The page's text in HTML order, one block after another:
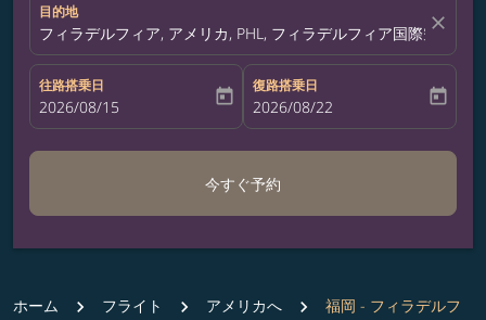
目的地
フィラデルフィア, アメリカ, PHL, フィラデルフィア国際空港
close
往路搭乗日
fc-booking-departure-date-aria-label
2026/08/15 today
復路搭乗日
fc-booking-return-date-aria-label
2026/08/22 today
今すぐ予約
ホーム フライト アメリカへ
福岡 - フィラデルフ